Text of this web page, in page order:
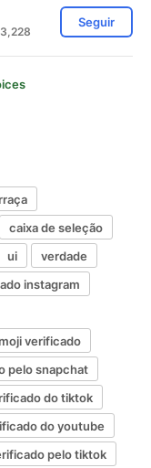
Seguir
caixa de seleção
ui
verdade
instagram
verificado
pelo snapchat
do tiktok
do youtube
pelo tiktok